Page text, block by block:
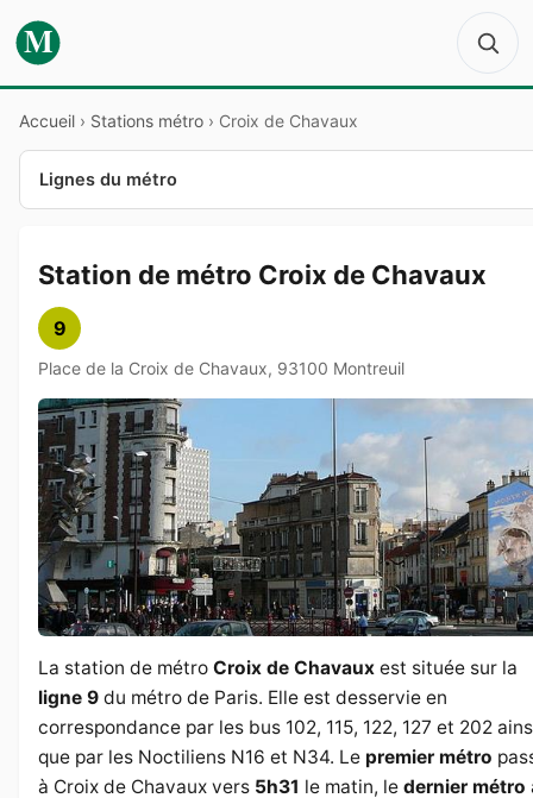
M
Accueil › Stations métro › Croix de Chavaux
Lignes du métro
Station de métro Croix de Chavaux
9
Place de la Croix de Chavaux, 93100 Montreuil
La station de métro Croix de Chavaux est située sur la
ligne 9 du métro de Paris. Elle est desservie en
correspondance par les bus 102, 115, 122, 127 et 202
que par les Noctiliens N16 et N34. Le premier métro
à Croix de Chavaux vers 5h31 le matin, le dernier métro